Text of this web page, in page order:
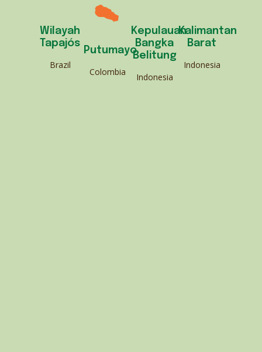
Wilayah
Tapajós
Brazil
Putumayo
Colombia
Kepulauan
Bangka
Belitung
Indonesia
Kalimantan
Barat
Indonesia